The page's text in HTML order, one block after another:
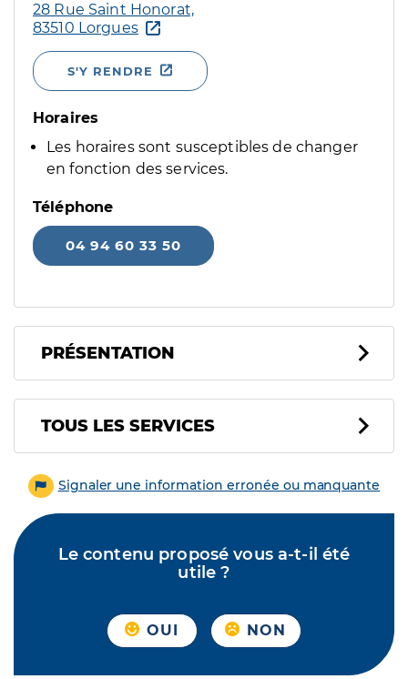
28 Rue Saint Honorat,
83510 Lorgues
S'Y RENDRE
Horaires
Les horaires sont susceptibles de changer
en fonction des services.
Téléphone
04 94 60 33 50
PRÉSENTATION
Tous les services
TOUS LES SERVICES
Signaler une information erronée ou manquante
Le contenu proposé vous a-t-il été
utile ?
OUI NON